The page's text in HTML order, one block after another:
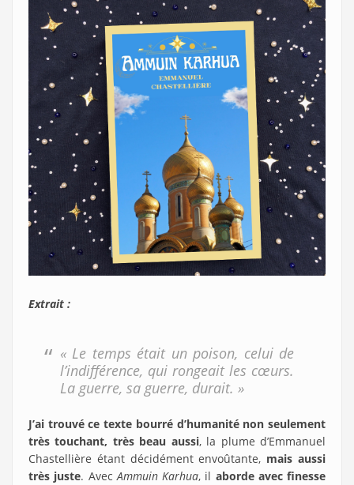
Extrait :
« Le temps était un poison, celui de
l’indifférence, qui rongeait les cœurs.
La guerre, sa guerre, durait. »
J’ai trouvé ce texte bourré d’humanité non seulement
très touchant, très beau aussi, la plume d’Emmanuel
Chastellière étant décidément envoûtante, mais aussi
très juste. AvecAmmuin Karhua, il aborde avec finesse